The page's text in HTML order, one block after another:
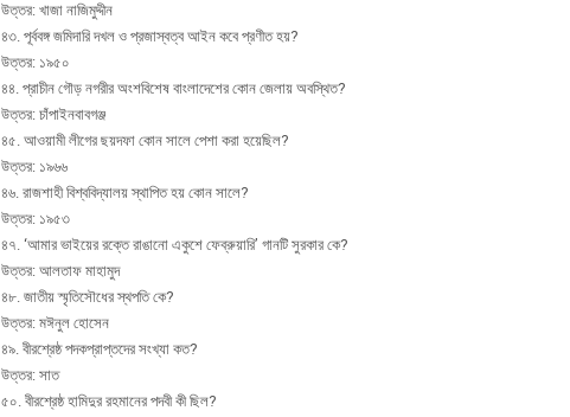
উত্তর: খাজা নাজিমুদ্দীন
৪৩. পূর্ববঙ্গ জমিদারি দখল ও প্রজাস্বত্ব আইন কবে প্রণীত হয়?
উত্তর: ১৯৫০
৪৪. প্রাচীন গৌড় নগরীর অংশবিশেষ বাংলাদেশের কোন জেলায় অবস্থিত?
উত্তর: চাঁপাইনবাবগঞ্জ
৪৫. আওয়ামী লীগের ছয়দফা কোন সালে পেশা করা হয়েছিল?
উত্তর: ১৯৬৬
৪৬. রাজশাহী বিশ্ববিদ্যালয় স্থাপিত হয় কোন সালে?
উত্তর: ১৯৫৩
৪৭. ‘আমার ভাইয়ের রক্তে রাঙানো একুশে ফেব্রুয়ারি’ গানটি সুরকার কে?
উত্তর: আলতাফ মাহামুদ
৪৮. জাতীয় স্মৃতিসৌধের স্থপতি কে?
উত্তর: মঈনুল হোসেন
৪৯. বীরশ্রেষ্ঠ পদকপ্রাপ্তদের সংখ্যা কত?
উত্তর: সাত
৫০. বীরশ্রেষ্ঠ হামিদুর রহমানের পদবী কী ছিল?